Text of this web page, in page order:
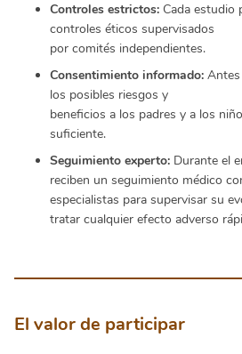
Controles estrictos: Cada estudio
controles éticos supervisados
por comités independientes.
Consentimiento informado:
los posibles riesgos y
beneficios a los padres y a los
suficiente.
Seguimiento experto: Durante el
reciben un seguimiento médico
especialistas para supervisar su
tratar cualquier efecto adverso
El valor de participar